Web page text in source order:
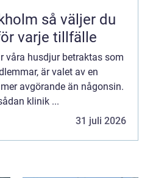
du
varje tillfälle
våra husdjur betraktas som
är valet av en
avgörande än någonsin.
klinik ...
31 juli 2026